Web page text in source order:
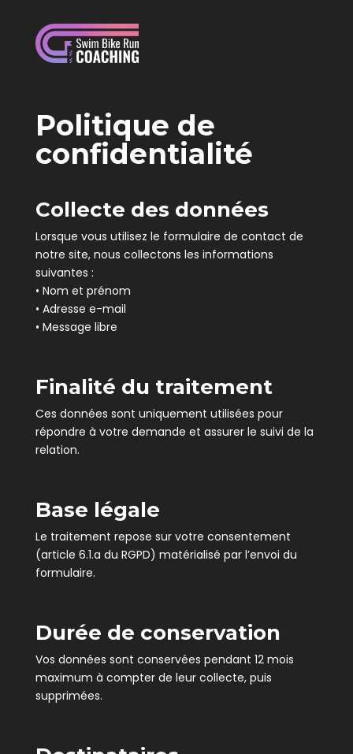
Politique de
confidentialité
Collecte des données
Lorsque vous utilisez le formulaire de contact de
notre site, nous collectons les informations
suivantes :
• Nom et prénom
• Adresse e-mail
• Message libre
Finalité du traitement
Ces données sont uniquement utilisées pour
répondre à votre demande et assurer le suivi de la
relation.
Base légale
Le traitement repose sur votre consentement
(article 6.1.a du RGPD) matérialisé par l’envoi du
formulaire.
Durée de conservation
Vos données sont conservées pendant 12 mois
maximum à compter de leur collecte, puis
supprimées.